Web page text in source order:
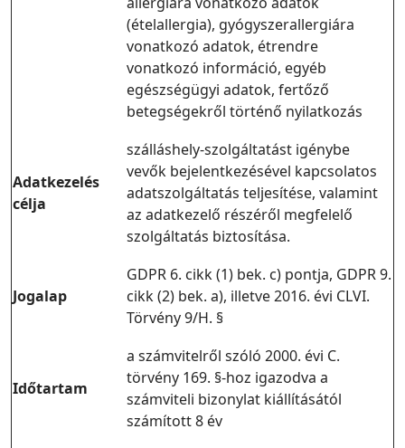
(ételallergia), gyógyszerallergiára
vonatkozó adatok, étrendre
vonatkozó információ, egyéb
egészségügyi adatok, fertőző
betegségekről történő nyilatkozás
Adatkezelés
célja
szálláshely-szolgáltatást igénybe
vevők bejelentkezésével kapcsolatos
adatszolgáltatás teljesítése, valamint
az adatkezelő részéről megfelelő
szolgáltatás biztosítása.
Jogalap
GDPR 6. cikk (1) bek. c) pontja, GDPR 9.
cikk (2) bek. a), illetve 2016. évi CLVI.
Törvény 9/H. §
Időtartam
a számvitelről szóló 2000. évi C.
törvény 169. §-hoz igazodva a
számviteli bizonylat kiállításától
számított 8 év